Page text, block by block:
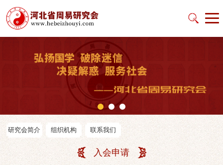
研究会简介 组织机构 联系我们
入会申请